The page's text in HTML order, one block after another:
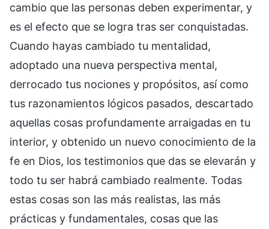
cambio que las personas deben experimentar, y
es el efecto que se logra tras ser conquistadas.
Cuando hayas cambiado tu mentalidad,
adoptado una nueva perspectiva mental,
derrocado tus nociones y propósitos, así como
tus razonamientos lógicos pasados, descartado
aquellas cosas profundamente arraigadas en tu
interior, y obtenido un nuevo conocimiento de la
fe en Dios, los testimonios que das se elevarán y
todo tu ser habrá cambiado realmente. Todas
estas cosas son las más realistas, las más
prácticas y fundamentales, cosas que las